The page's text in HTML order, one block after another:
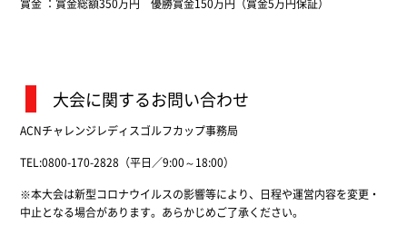
大会に関するお問い合わせ
ACNチャレンジレディスゴルフカップ事務局
TEL:0800-170-2828（平日／9:00～18:00）
※本大会は新型コロナウイルスの影響等により、日程や運営内容を変更・
中止となる場合があります。あらかじめご了承ください。